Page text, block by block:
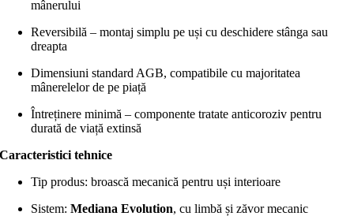
mânerului
Reversibilă – montaj simplu pe uși cu deschidere stânga sau
dreapta
Dimensiuni standard AGB, compatibile cu majoritatea
mânerelelor de pe piață
Întreținere minimă – componente tratate anticoroziv pentru
durată de viață extinsă
Caracteristici tehnice
Tip produs: broască mecanică pentru uși interioare
Sistem:Mediana Evolution, cu limbă și zăvor mecanic